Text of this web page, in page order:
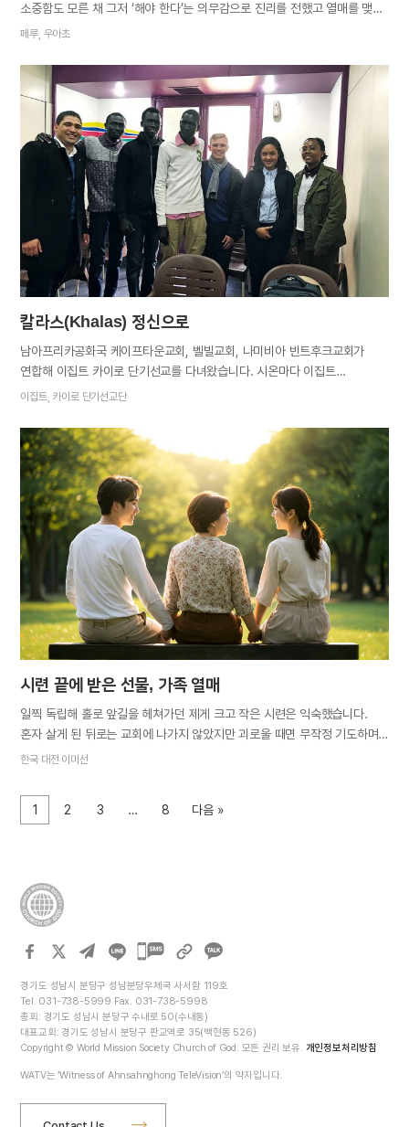
소중함도 모른 채 그저 ‘해야 한다’는 의무감으로 진리를 전했고 열매를 맺지
못해도 아무렇지 않았습니다. 말씀에 귀 기울이는 사람을 만나 약속이
시온에서 새로운 지역에 복음을 전하기 위해 선교단을 모집한다는 소식을
접했습니다. 단기선교는 믿음 생활에서 새로운 결의를 다질 수 있는 방법 중
하나입니다. 이번에는 제가 변화의 주인공이 되길 바라며 단기선교에
참여했습니다. 선교지는 페루 국내가 아닌 콜롬비아
카르타헤나데인디아스라는 도시였습니다. 선교 당일, 배웅을 나온
형제자매님들의 격려에 큰 감동을 받고 비행기에 올랐습니다. 반면
카르타헤나데인디아스에 도착해서 우리를 맞은 것은 엄청난 더위였습니다.
저는 페루의 더운 도시에서 자랐지만 이곳의 더위는 훨씬 강렬했습니다.
더위가 선교에 장애물이 되지 않도록 복음 사명을 되새겼습니다. 진리를
전하기 시작하면서 하늘 가족을 빨리 만나게 될…
페루, 우아초
칼라스(Khalas) 정신으로
남아프리카공화국 케이프타운교회, 벨빌교회, 나미비아 빈트후크교회가
연합해 이집트 카이로 단기선교를 다녀왔습니다. 시온마다 이집트
단기선교에 참여하길 원하는 식구들이 많았지만 소수의 인원만 갈 수
뜨거운 열정과 각오로 복음에 임했습니다. 이슬람교도가 대다수를 차지하는
이집트에도 기독교인들이 적지 않았습니다. 치안도 매우 좋고 상점들도
늦게까지 문을 열어 밤늦은 시간까지 말씀을 전할 수 있었지요. 처음에는
저희의 짧은 아랍어 실력으로 전하는 말씀을 듣는 사람이 별로 없었습니다.
하지만 언어와 이념의 장벽을 초월해 이집트인들이 오직 자녀들의 구원만을
바라시는 하늘 어머니의 마음을 느끼게 해달라고 합심으로 기도드린 뒤부터,
가던 길을 멈추고 시간을 내주는 사람들이 점점 늘었습니다. 배고픈 줄도
모르고 바쁘게 전도하던 어느 날, 한 이슬람교도를 만났습니다. 자신은
무슬림이라 성경에 관심이 없다고 해 저희는 대화를 마치고 자리를
옮겼습니다. 잠시 후 다른 사람에게 말씀을 전하고 있는…
이집트, 카이로 단기선교단
시련 끝에 받은 선물, 가족 열매
일찍 독립해 홀로 앞길을 헤쳐가던 제게 크고 작은 시련은 익숙했습니다.
혼자 살게 된 뒤로는 교회에 나가지 않았지만 괴로울 때면 무작정 기도하며
하나님을 찾았습니다. 기독교 집안의 모태 신앙으로 어린 시절 교회에
그런데 정작 참 하나님을 만났을 때는 온전히 받아들이지 못했습니다. 처음,
하나님의 교회를 다니는 분들에게 성경 말씀을 듣고 하나님의 자녀가 되는
교회에서 배운 내용이 성경의 진리라는 것은 마음에 새겨졌습니다. 아는
동생이 개신교 교회를 다닌다고 하기에 안식일을 비롯해 기억에 남아 있는
한다면서요. 얼마 뒤 다시 연락해 온…
한국 대전 이미선
1 2 3 … 8 다음 »
카카오톡
경기도 성남시 분당구 성남분당우체국 사서함 119호
Tel. 031-738-5999 Fax. 031-738-5998
총회: 경기도 성남시 분당구 수내로 50(수내동)
대표교회: 경기도 성남시 분당구 판교역로 35(백현동 526)
Copyright © World Mission Society Church of God. 모든 권리 보유. 개인정보처리방침
WATV는 ‘Witness of Ahnsahnghong TeleVision’의 약자입니다.